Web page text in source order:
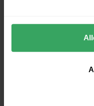
Überprüfen Sie
Absendern; im
(echten)
oder
Antiviren- und